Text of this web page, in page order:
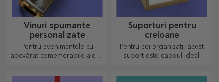
Vinuri spumante
personalizate
Pentru evenimentele cu
adevărat comemorabile alege
Suporturi pentru
creioane
Pentru cei organizați, acest
suport este cadoul ideal.